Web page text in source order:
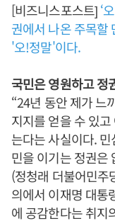
[비즈니스포스트]‘
권에서 나온 주목할
'오!정말'이다.
국민은 영원하고 정
“24년 동안 제가 느
지지를 얻을 수 있
는다는 사실이다.
민을 이기는 정권은
(정청래 더불어민주
의에서 이재명 대통
에 공감한다는 취지